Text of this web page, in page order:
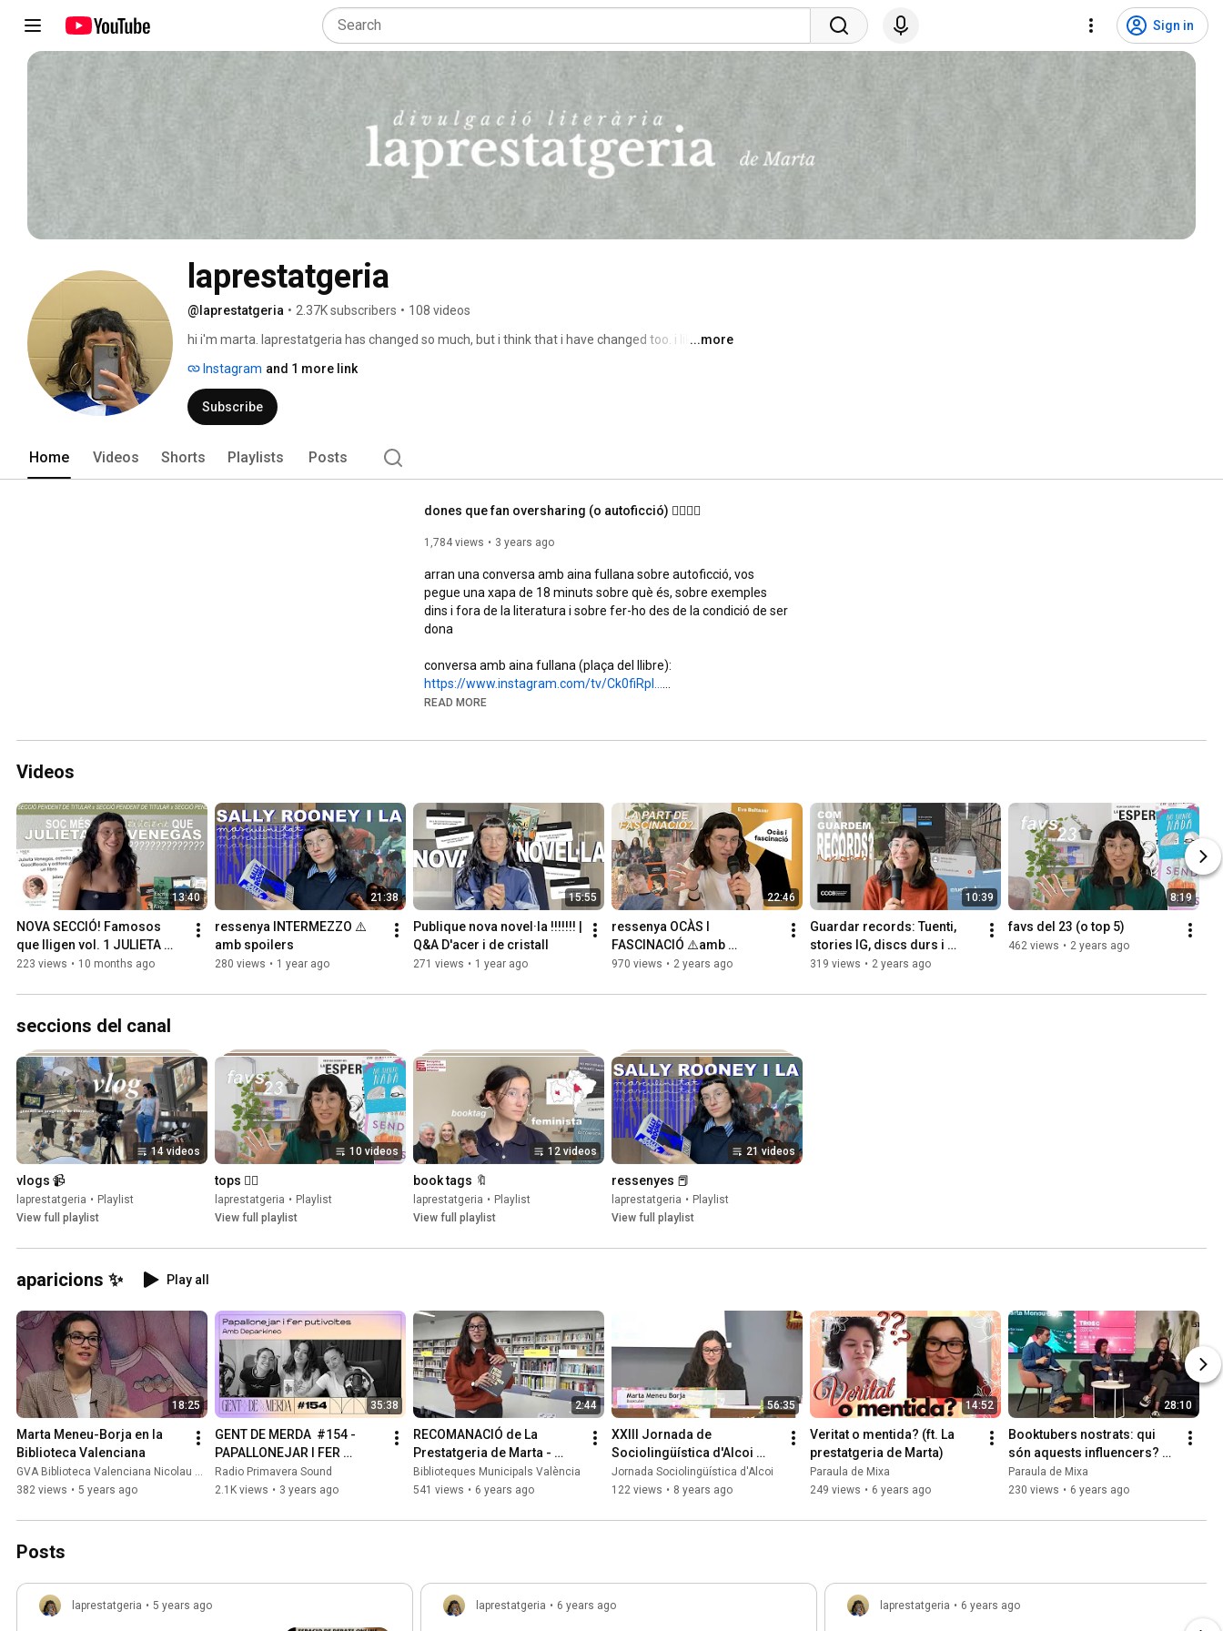
Sign in
laprestatgeria
@laprestatgeria • 2.37K subscribers • 108 videos
hi i'm marta. laprestatgeria has changed so much, but i think that i have changed too. i like to
expos, etc etc etc.
...more
Instagram and 1 more link
Subscribe
Home Videos Shorts Playlists Posts
dones que fan oversharing (o autoficció) 💁🏻‍♀️✨
1,784 views 3 years ago
arran una conversa amb aina fullana sobre autoficció, vos
pegue una xapa de 18 minuts sobre què és, sobre exemples
dins i fora de la literatura i sobre fer-ho des de la condició de ser
dona
https://www.instagram.com/tv/Ck0fiRpI...
// https://laprestatgeria.art.blog
00:00-00:45
00:45-02:08
02:08-07:14
07:14-13:39
13:39-16:09 // conclusions i adéu gra6
READ MORE
Videos
13:40
NOVA SECCIÓ! Famosos
que lligen vol. 1 JULIETA
VENEGAS
223 views • 10 months ago
21:38
ressenya INTERMEZZO ⚠️
amb spoilers
280 views • 1 year ago
15:55
Publique nova novel·la !!!!!!! |
Q&A D'acer i de cristall
271 views • 1 year ago
22:46
ressenya OCÀS I
FASCINACIÓ ⚠️amb
spoilers⚠️
970 views • 2 years ago
10:39
Guardar records: Tuenti,
stories IG, discs durs i
arxius
319 views • 2 years ago
8:19
favs del 23 (o top 5)
462 views • 2 years ago
seccions del canal
14 videos
vlogs 📹
laprestatgeria • Playlist
View full playlist
10 videos
tops 🖐🏼
laprestatgeria • Playlist
View full playlist
12 videos
book tags 🔖
laprestatgeria • Playlist
View full playlist
21 videos
ressenyes 📕
laprestatgeria • Playlist
View full playlist
aparicions ✨ Play all
18:25
Marta Meneu-Borja en la
Biblioteca Valenciana
GVA Biblioteca Valenciana Nicolau Primitiu
382 views • 5 years ago
35:38
GENT DE MERDA  #154 -
PAPALLONEJAR I FER
PUTIVOLTES AMB
DEPARKINEO
Radio Primavera Sound
2.1K views • 3 years ago
2:44
RECOMANACIÓ de La
Prestatgeria de Marta -
Heidi, Lenin i altres amics
Biblioteques Municipals València
541 views • 6 years ago
56:35
XXIII Jornada de
Sociolingüística d'Alcoi
2018: Debat
Jornada Sociolingüística d'Alcoi
122 views • 8 years ago
14:52
Veritat o mentida? (ft. La
prestatgeria de Marta)
Paraula de Mixa
249 views • 6 years ago
28:10
Booktubers nostrats: qui
són aquests influencers?
(Sant Jordi de Nadal 2019)
Paraula de Mixa
230 views • 6 years ago
Posts
laprestatgeria • 5 years ago laprestatgeria • 6 years ago laprestatgeria • 6 years ago